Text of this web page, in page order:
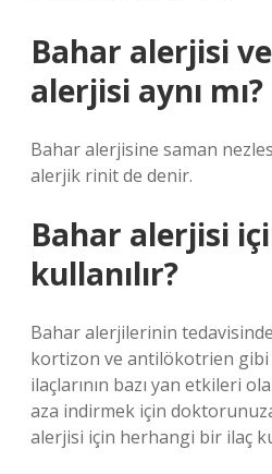
Bahar alerjisi
alerjisi aynı mı?
Bahar alerjisine saman
alerjik rinit de denir.
Bahar alerjisi
kullanılır?
Bahar alerjilerinin
kortizon ve antilökotrien gibi
ilaçlarının bazı yan etkileri
aza indirmek için
alerjisi için herhangi bir ilaç